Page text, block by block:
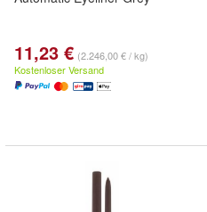
11,23 € (2.246,00 € / kg)
Kostenloser Versand